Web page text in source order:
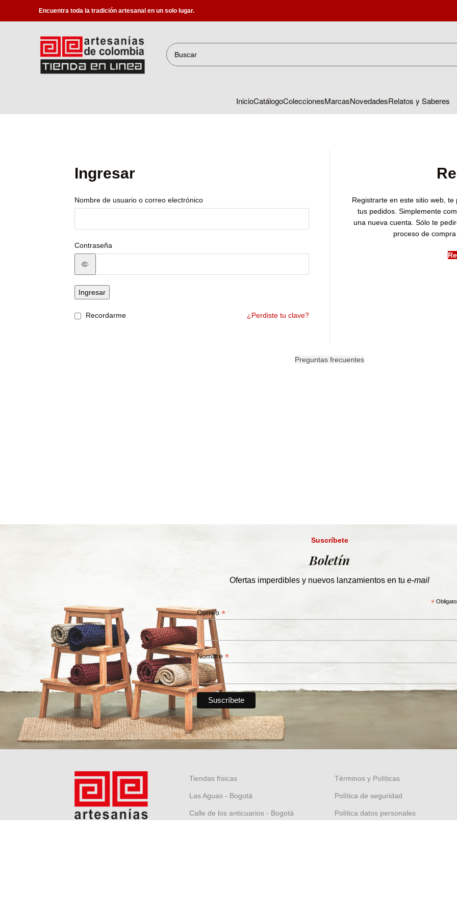
Encuentra toda la tradición artesanal en un solo lugar.
InicioCatálogoColeccionesMarcasNovedadesRelatos y Saberes
Ingresar
Nombre de usuario o correo electrónico
Contraseña
Ingresar
¿Perdiste tu clave?
Recordarme
Registrarte en este sitio web,
tus pedidos. Simplemente
una nueva cuenta. Sólo te
proceso de
Preguntas frecuentes
Suscríbete
Boletín
Ofertas imperdibles y nuevos lanzamientos en tu e-mail
*
Correo *
Nombre *
Tiendas físicas
Las Aguas - Bogotá
Calle de los anticuarios - Bogotá
Términos y Políticas
Política de seguridad
Política datos personales